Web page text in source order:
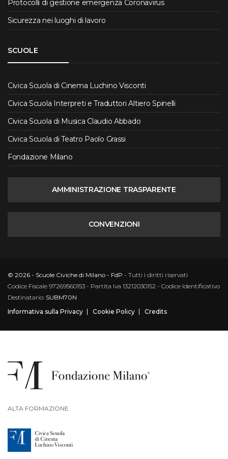
Protocolli di gestione emergenza Coronavirus
Sicurezza nei luoghi di lavoro
SCUOLE
Civica Scuola di Cinema Luchino Visconti
Civica Scuola Interpreti e Traduttori Altiero Spinelli
Civica Scuola di Musica Claudio Abbado
Civica Scuola di Teatro Paolo Grassi
Fondazione Milano
AMMINISTRAZIONE TRASPARENTE
CONVENZIONI
© 2026 - Scuole Civiche di Milano - FdP - Tutti i diritti riservati
Codice Fiscale 97269560153 - Partita Iva 13212030152 - Codice Identificativo
Destinatario: SUBM70N
Informativa sulla Privacy
Cookie Policy Credits
ALTA FORMAZIONE